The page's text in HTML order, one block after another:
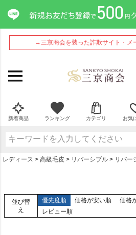
→三京商会を装った詐欺サイト・メ
新着商品 ランキング カテゴリ お気
レディース 高級毛皮 リバーシブル リバー
並び替
え
優先度順 価格が安い順 価格
レビュー順